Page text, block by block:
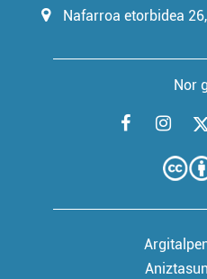
Nafarroa etorbidea
Nor